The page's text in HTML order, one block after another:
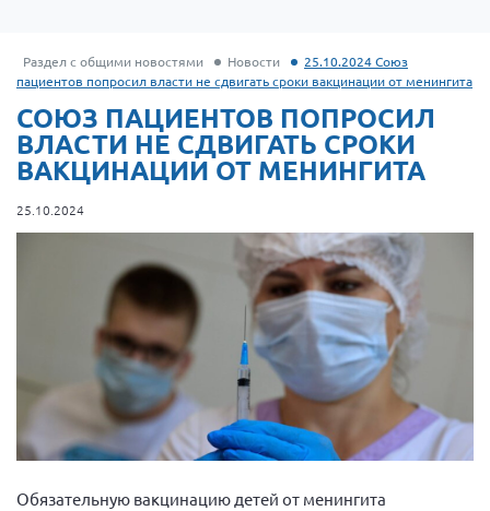
Раздел с общими новостями Новости
25.10.2024 Союз
пациентов попросил власти не сдвигать сроки вакцинации от менингита
СОЮЗ ПАЦИЕНТОВ ПОПРОСИЛ
ВЛАСТИ НЕ СДВИГАТЬ СРОКИ
ВАКЦИНАЦИИ ОТ МЕНИНГИТА
25.10.2024
Обязательную вакцинацию детей от менингита